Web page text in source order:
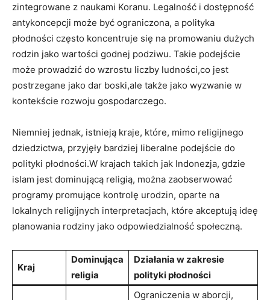
‌zintegrowane​ z⁤ naukami Koranu. Legalność i dostępność
antykoncepcji może być ograniczona, a⁤ polityka
płodności​ często koncentruje się na⁤ promowaniu dużych
rodzin jako ​wartości godnej podziwu. Takie​ podejście
może prowadzić do wzrostu liczby ludności,co jest⁢
postrzegane⁣ jako dar boski,ale także jako wyzwanie w
kontekście rozwoju gospodarczego.
Niemniej jednak, istnieją ‍kraje, które,⁢ mimo religijnego
⁢dziedzictwa,⁤ przyjęły⁣ bardziej liberalne⁣ podejście do
polityki płodności.W krajach takich‍ jak Indonezja,‌ gdzie
islam jest dominującą religią, można zaobserwować
programy promujące kontrolę urodzin, oparte na
lokalnych religijnych interpretacjach, które akceptują ideę
planowania rodziny jako odpowiedzialność społeczną.
Kraj
Dominująca
religia
Działania w zakresie
polityki płodności
Ograniczenia w aborcji,